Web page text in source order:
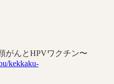
がんとHPVワクチン〜
kekkaku-